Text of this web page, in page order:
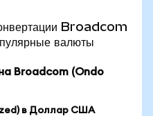
Broadcom
валюты
Broadcom (Ondo
в Доллар США